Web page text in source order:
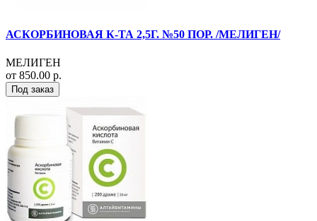
АСКОРБИНОВАЯ К-ТА 2,5Г. №50 ПОР. /МЕЛИГЕН/
МЕЛИГЕН
от 850.00 р.
Под заказ